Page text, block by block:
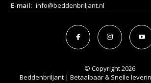
E-mail: info@beddenbriljant.nl
© Copyright 2026
Beddenbriljant | Betaalbaar & Snelle